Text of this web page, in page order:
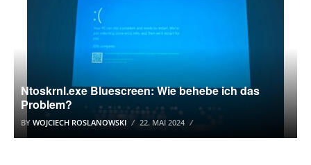
Ntoskrnl.exe Bluescreen: Wie behebe ich das
Problem?
BY WOJCIECH ROSLANOWSKI 22. MAI 2024